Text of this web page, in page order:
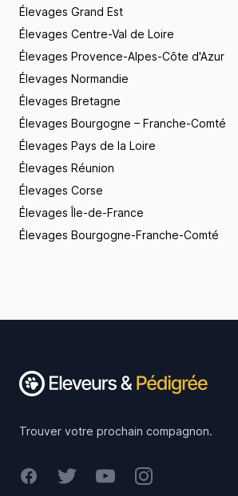
Élevages Grand Est
Élevages Centre-Val de Loire
Élevages Provence-Alpes-Côte d'Azur
Élevages Normandie
Élevages Bretagne
Élevages Bourgogne – Franche-Comté
Élevages Pays de la Loire
Élevages Réunion
Élevages Corse
Élevages Île-de-France
Élevages Bourgogne-Franche-Comté
Trouver votre prochain compagnon.
FacebookTwitterYoutubeInstagram